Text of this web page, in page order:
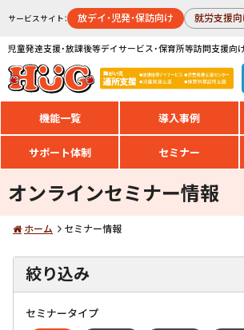
サービスサイト： 放デイ・児発・保訪向け 就労支援向
児童発達支援・放課後等デイサービス・保育所等訪問支援向
機能一覧 導入事例
サポート体制 セミナー
オンラインセミナー情報
ホーム セミナー情報
絞り込み
セミナータイプ